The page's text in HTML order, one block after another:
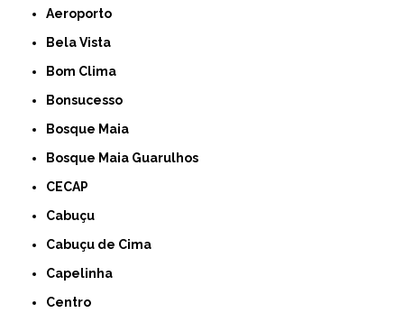
Aeroporto
Bela Vista
Bom Clima
Bonsucesso
Bosque Maia
Bosque Maia Guarulhos
CECAP
Cabuçu
Cabuçu de Cima
Capelinha
Centro